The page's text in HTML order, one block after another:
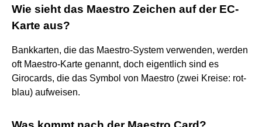
Wie sieht das Maestro Zeichen auf der EC-
Karte aus?
Bankkarten, die das Maestro-System verwenden, werden
oft Maestro-Karte genannt, doch eigentlich sind es
Girocards, die das Symbol von Maestro (zwei Kreise: rot-
blau) aufweisen.